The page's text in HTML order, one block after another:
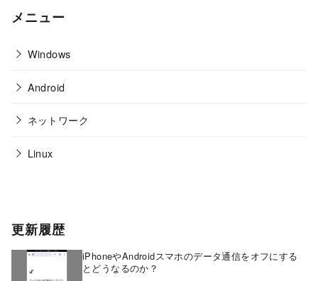
メニュー
Windows
Android
ネットワーク
Linux
更新履歴
iPhoneやAndroidスマホのデータ通信をオフにする
とどうなるのか？